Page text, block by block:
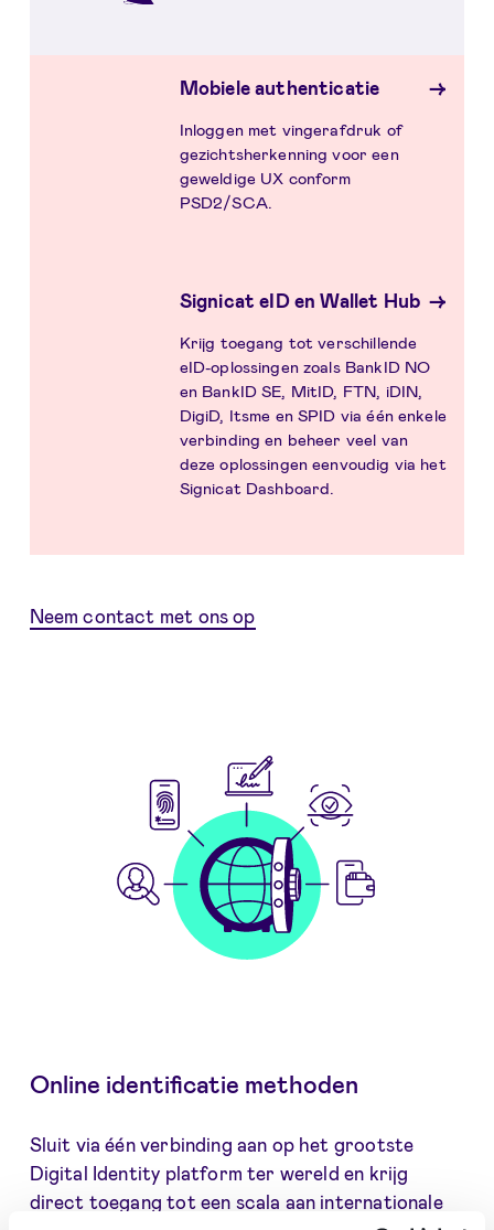
Mobiele authenticatie
Inloggen met vingerafdruk of
gezichtsherkenning voor een
geweldige UX conform
PSD2/SCA.
Signicat eID en Wallet Hub
Krijg toegang tot verschillende
eID-oplossingen zoals BankID NO
en BankID SE, MitID, FTN, iDIN,
DigiD, Itsme en SPID via één enkele
verbinding en beheer veel van
deze oplossingen eenvoudig via het
Signicat Dashboard.
Neem contact met ons op
Online identificatie methoden
Sluit via één verbinding aan op het grootste
Digital Identity platform ter wereld en krijg
direct toegang tot een scala aan internationale